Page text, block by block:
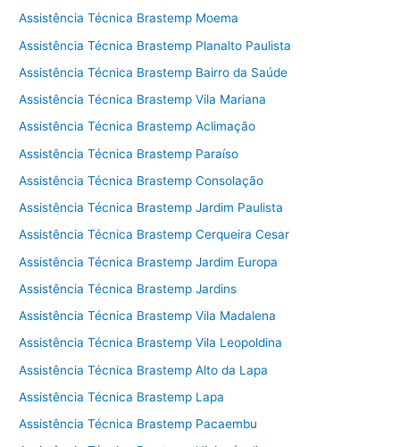
Assistência Técnica Brastemp Moema
Assistência Técnica Brastemp Planalto Paulista
Assistência Técnica Brastemp Bairro da Saúde
Assistência Técnica Brastemp Vila Mariana
Assistência Técnica Brastemp Aclimação
Assistência Técnica Brastemp Paraíso
Assistência Técnica Brastemp Consolação
Assistência Técnica Brastemp Jardim Paulista
Assistência Técnica Brastemp Cerqueira Cesar
Assistência Técnica Brastemp Jardim Europa
Assistência Técnica Brastemp Jardins
Assistência Técnica Brastemp Vila Madalena
Assistência Técnica Brastemp Vila Leopoldina
Assistência Técnica Brastemp Alto da Lapa
Assistência Técnica Brastemp Lapa
Assistência Técnica Brastemp Pacaembu